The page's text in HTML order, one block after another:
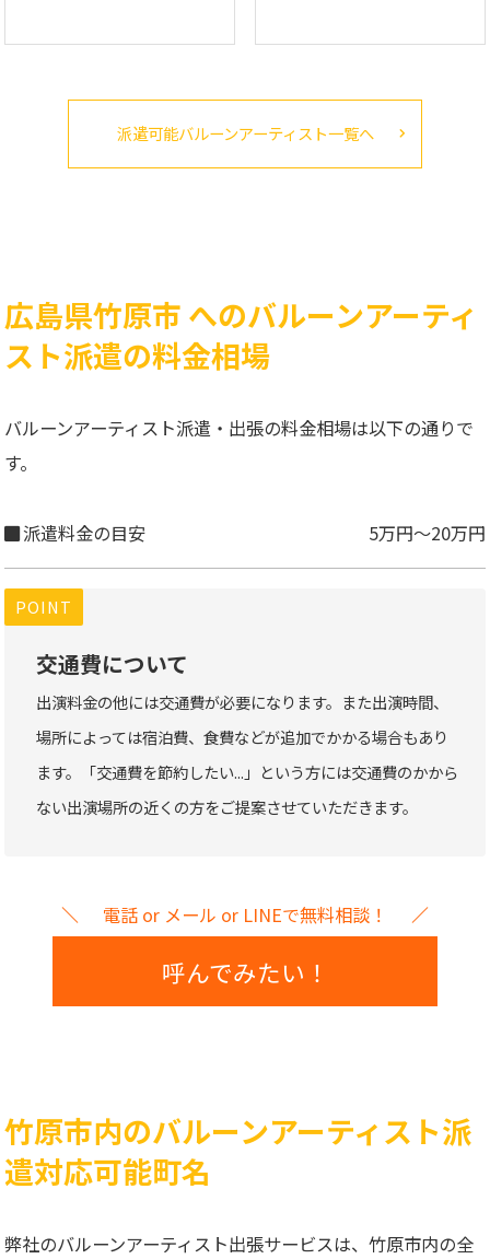
派遣可能バルーンアーティスト一覧へ
広島県竹原市 へのバルーンアーティ
スト派遣の料金相場
バルーンアーティスト派遣・出張の料金相場は以下の通りで
す。
派遣料金の目安 5万円～20万円
POINT
交通費について
出演料金の他には交通費が必要になります。また出演時間、
場所によっては宿泊費、食費などが追加でかかる場合もあり
ます。「交通費を節約したい...」という方には交通費のかから
ない出演場所の近くの方をご提案させていただきます。
電話 or メール or LINEで無料相談！
呼んでみたい！
竹原市内のバルーンアーティスト派
遣対応可能町名
弊社のバルーンアーティスト出張サービスは、竹原市内の全